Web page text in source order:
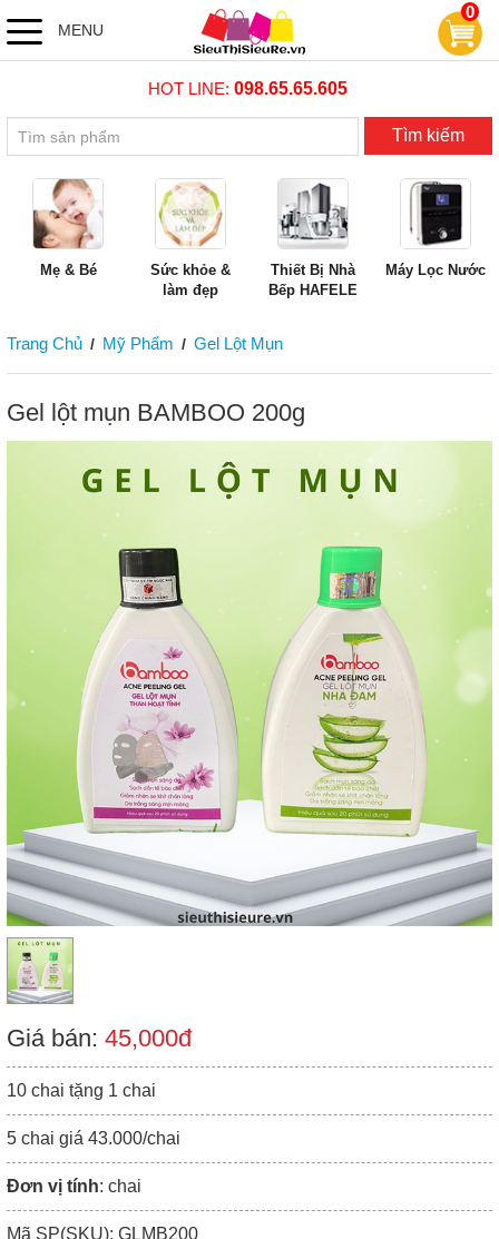
MENU
0
HOT LINE: 098.65.65.605
Tìm kiếm
Mẹ & Bé
Sức khỏe &
làm đẹp
Thiết Bị Nhà
Bếp HAFELE
Máy Lọc Nước
Trang Chủ / Mỹ Phẩm / Gel Lột Mụn
Gel lột mụn BAMBOO 200g
Giá bán: 45,000đ
10 chai tặng 1 chai
5 chai giá 43.000/chai
Đơn vị tính: chai
Mã SP(SKU): GLMB200